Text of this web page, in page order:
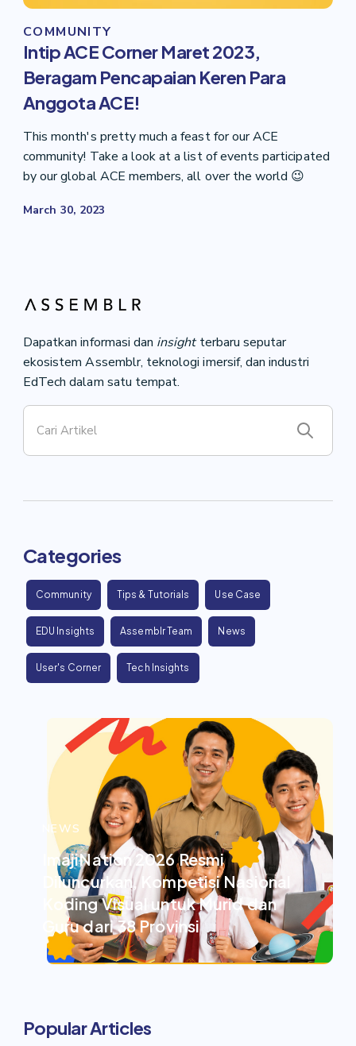
COMMUNITY
Intip ACE Corner Maret 2023,
Beragam Pencapaian Keren Para
Anggota ACE!
This month's pretty much a feast for our ACE
community! Take a look at a list of events participated
by our global ACE members, all over the world 😉
March 30, 2023
Dapatkan informasi dan insightterbaru seputar
ekosistem Assemblr, teknologi imersif, dan industri
EdTech dalam satu tempat.
Categories
Community Tips & Tutorials Use Case
EDU Insights Assemblr Team News
User's Corner Tech Insights
NEWS
ImajiNation 2026 Resmi
Diluncurkan, Kompetisi Nasional
Koding Visual untuk Murid dan
Guru dari 38 Provinsi
Popular Articles